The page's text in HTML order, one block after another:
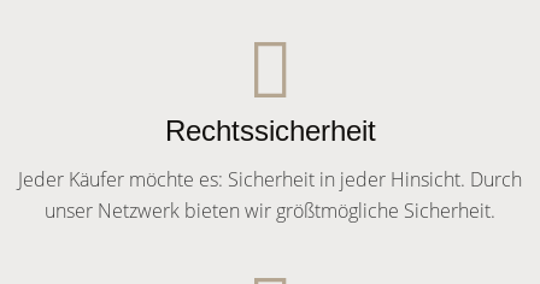
Rechtssicherheit
Jeder Käufer möchte es: Sicherheit in jeder Hinsicht. Durch
unser Netzwerk bieten wir größtmögliche Sicherheit.